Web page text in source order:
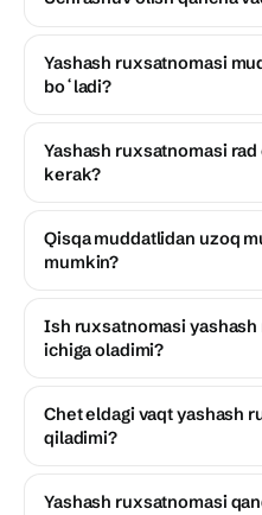
Yashash ruxsatnomasi
boʻladi?
Yashash ruxsatnomasi
kerak?
Qisqa muddatlidan uzoq
mumkin?
Ish ruxsatnomasi
ichiga oladimi?
Chet eldagi vaqt yashash
qiladimi?
Yashash ruxsatnomasi